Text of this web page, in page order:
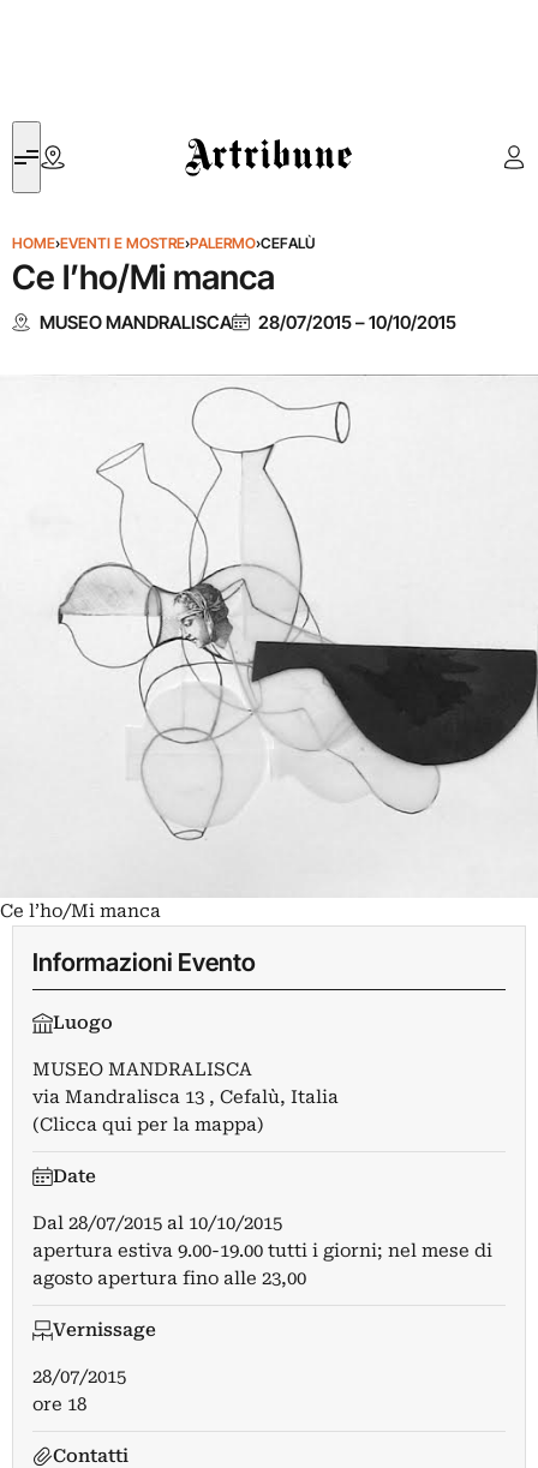
Artribune
HOME›EVENTI E MOSTRE›PALERMO›CEFALÙ
Ce l’ho/Mi manca
MUSEO MANDRALISCA 28/07/2015–10/10/2015
Ce l’ho/Mi manca
Informazioni Evento
Luogo
MUSEO MANDRALISCA
via Mandralisca 13 , Cefalù, Italia
(Clicca qui per la mappa)
Date
Dal 28/07/2015 al 10/10/2015
apertura estiva 9.00-19.00 tutti i giorni; nel mese di
agosto apertura fino alle 23,00
Vernissage
28/07/2015
ore 18
Contatti